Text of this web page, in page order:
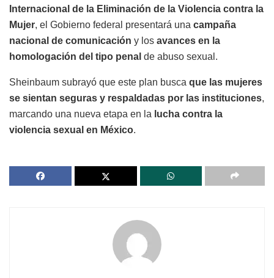
Internacional de la Eliminación de la Violencia contra la
Mujer, el Gobierno federal presentará una campaña
nacional de comunicación y los avances en la
homologación del tipo penal de abuso sexual.
Sheinbaum subrayó que este plan busca que las mujeres
se sientan seguras y respaldadas por las instituciones,
marcando una nueva etapa en la lucha contra la
violencia sexual en México.